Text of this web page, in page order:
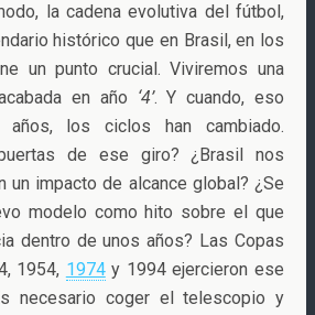
la cadena evolutiva del fútbol,
histórico que en Brasil, en los
un punto crucial. Viviremos una
en año ‘4’. Y cuando, eso
años, los ciclos han cambiado.
de ese giro? ¿Brasil nos
un impacto de alcance global? ¿Se
modelo como hito sobre el que
dentro de unos años? Las Copas
1954, 1974y 1994 ejercieron ese
necesario coger el telescopio y